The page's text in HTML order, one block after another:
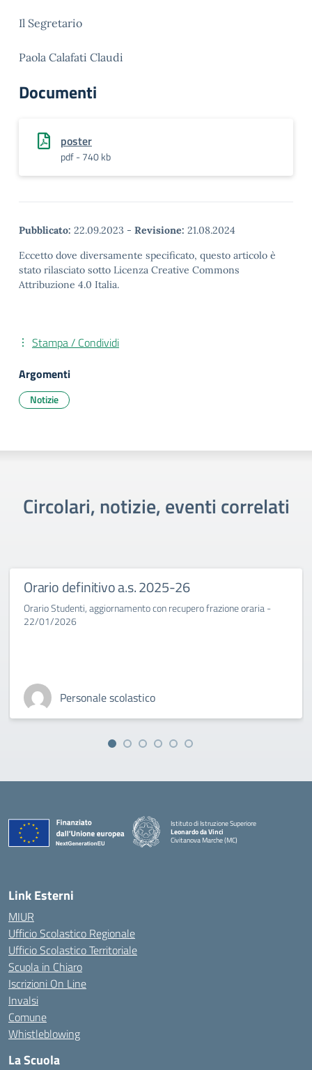
Il Segretario
Paola Calafati Claudi
Documenti
poster
pdf - 740 kb
Pubblicato: 22.09.2023 - Revisione: 21.08.2024
Eccetto dove diversamente specificato, questo articolo è
stato rilasciato sotto Licenza Creative Commons
Attribuzione 4.0 Italia.
Stampa / Condividi
Argomenti
Notizie
Circolari, notizie, eventi correlati
Orario definitivo a.s. 2025-26
Orario Studenti, aggiornamento con recupero frazione oraria -
22/01/2026
Personale scolastico
Istituto di Istruzione Superiore
Leonardo da Vinci
Civitanova Marche (MC)
Link Esterni
MIUR
Ufficio Scolastico Regionale
Ufficio Scolastico Territoriale
Scuola in Chiaro
Iscrizioni On Line
Invalsi
Comune
Whistleblowing
La Scuola